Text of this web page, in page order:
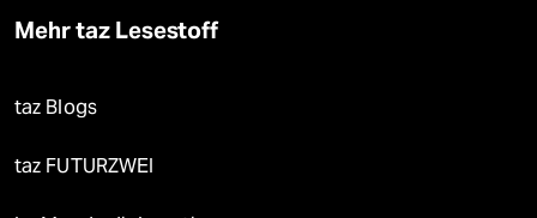
Mehr taz Lesestoff
taz Blogs
taz FUTURZWEI